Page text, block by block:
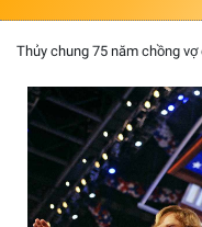
Thủy chung 75 năm chồng